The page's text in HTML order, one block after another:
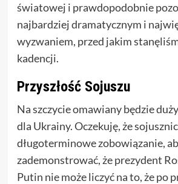
światowej i prawdopodobnie
najbardziej dramatycznym i
wyzwaniem, przed jakim
kadencji.
Przyszłość Sojuszu
Na szczycie omawiany będzie
dla Ukrainy. Oczekuję, że
długoterminowe zobowiązanie,
zademonstrować, że prezydent
Putin nie może liczyć na to, że po